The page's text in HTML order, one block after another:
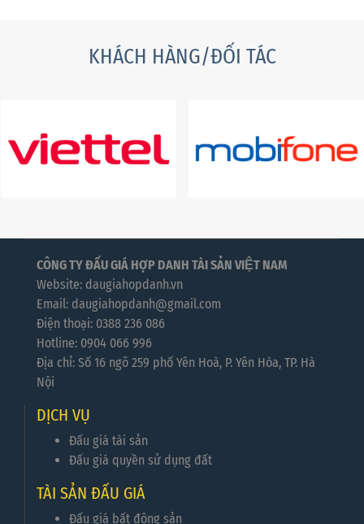
KHÁCH HÀNG/ĐỐI TÁC
CÔNG TY ĐẤU GIÁ HỢP DANH TÀI SẢN VIỆT NAM
Website: daugiahopdanh.vn
Email: daugiahopdanh@gmail.com
Điện thoại: 0388 236 086
Hotline: 0904 066 996
Địa chỉ: Số 16 ngõ 259 phố Yên Hoà, P. Yên Hòa, TP. Hà
Nội
DỊCH VỤ
Đấu giá tài sản
Đấu giá quyền sử dụng đất
TÀI SẢN ĐẤU GIÁ
Đấu giá bất động sản